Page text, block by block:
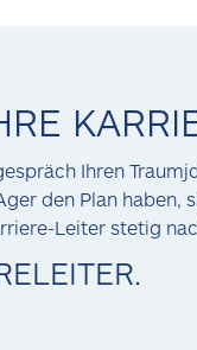
Ihren
den Plan haben,
Leiter stetig